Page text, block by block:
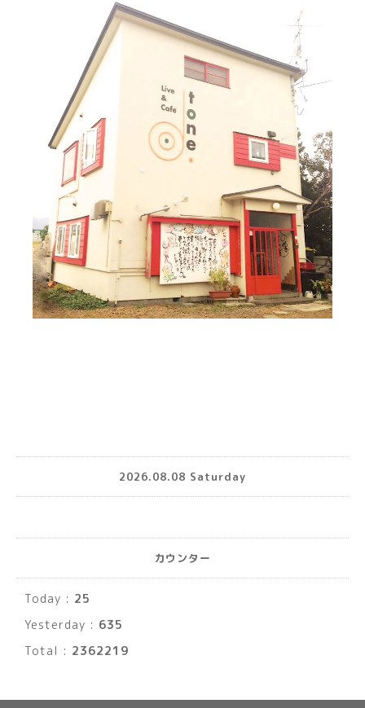
2026.08.08 Saturday
カウンター
Today : 25
Yesterday : 635
Total : 2362219